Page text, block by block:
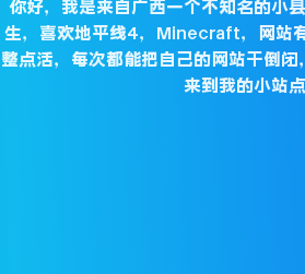
你好，我是来自广西一个不知名的小
生，喜欢地平线4，Minecraft，网站
整点活，每次都能把自己的网站干倒
来到我的小站点